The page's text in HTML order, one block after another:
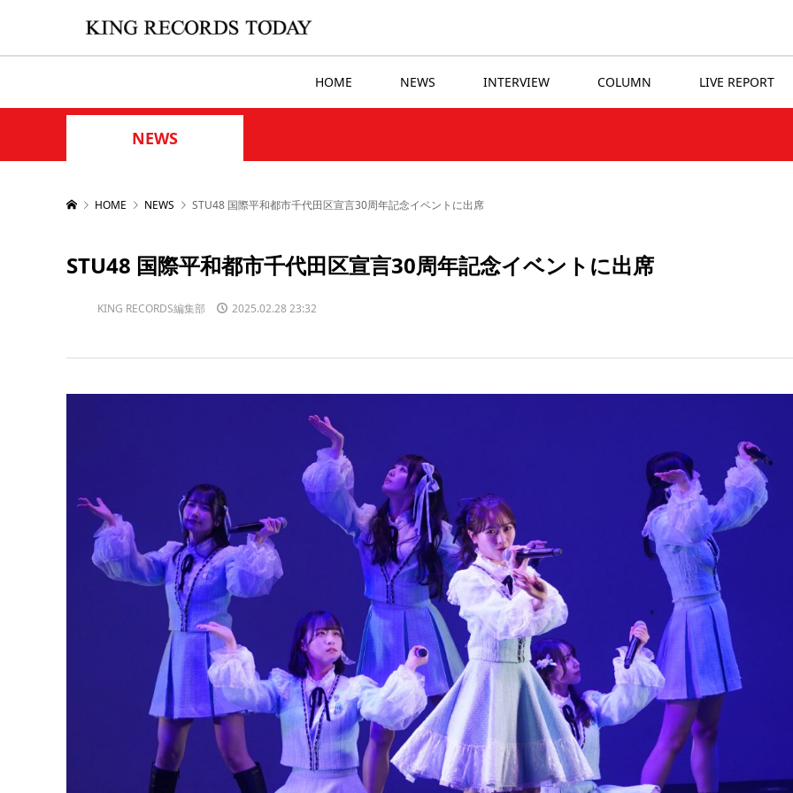
HOME NEWS INTERVIEW COLUMN LIVE REPORT
NEWS
HOME NEWS STU48 国際平和都市千代田区宣言30周年記念イベントに出席
STU48 国際平和都市千代田区宣言30周年記念イベントに出席
KING RECORDS編集部 2025.02.28 23:32